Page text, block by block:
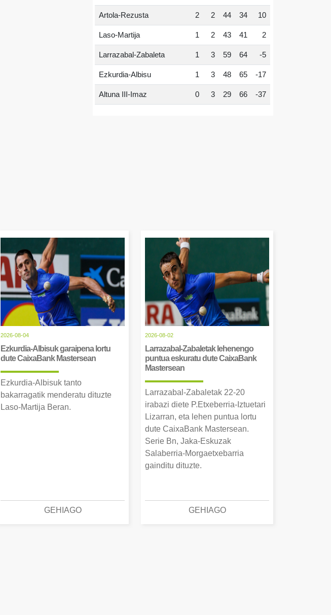
Artola-Rezusta 2 2 44 34 10
Laso-Martija 1 2 43 41 2
Larrazabal-Zabaleta 1 3 59 64 -5
Ezkurdia-Albisu 1 3 48 65 -17
Altuna III-Imaz 0 3 29 66 -37
2026-08-04
Ezkurdia-Albisuk garaipena lortu
dute CaixaBank Mastersean
Ezkurdia-Albisuk tanto
bakarragatik menderatu dituzte
Laso-Martija Beran.
GEHIAGO
2026-08-02
Larrazabal-Zabaletak lehenengo
puntua eskuratu dute CaixaBank
Mastersean
Larrazabal-Zabaletak 22-20
irabazi diete P.Etxeberria-Iztuetari
Lizarran, eta lehen puntua lortu
dute CaixaBank Mastersean.
Serie Bn, Jaka-Eskuzak
Salaberria-Morgaetxebarria
gainditu dituzte.
GEHIAGO